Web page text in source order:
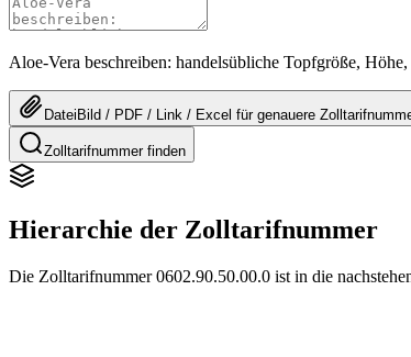
Aloe-Vera beschreiben: handelsübliche Topfgröße,
Datei Bild / PDF / Link / Excel für genauere
Zolltarifnummer finden
Hierarchie der Zolltarifnummer
Die Zolltarifnummer 0602.90.50.00.0 ist in die